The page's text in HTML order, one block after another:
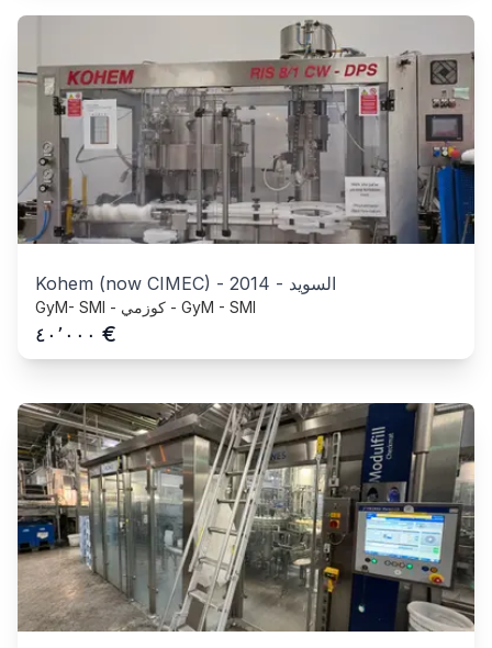
Kohem (now CIMEC) - 2014 - السويد
GyM- SMI - كوزمي - GyM - SMI
٤٠٬٠٠٠ €